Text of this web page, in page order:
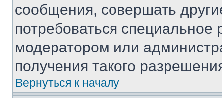
сообщения, совершать
потребоваться
модератором или
получения такого
Вернуться к началу